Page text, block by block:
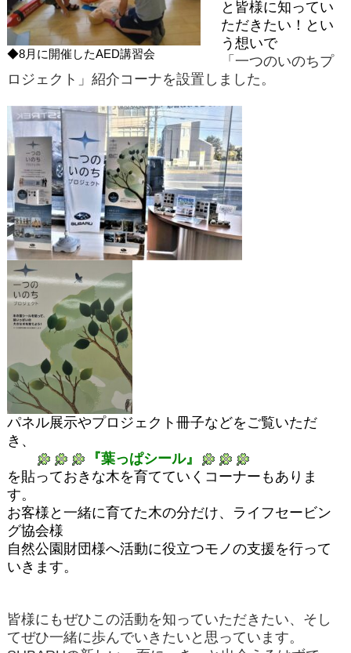
◆8月に開催したAED講習会
と皆様に知ってい
ただきたい！とい
う想いで
「一つのいのちプ
ロジェクト」紹介コーナを設置しました。
パネル展示やプロジェクト冊子などをご覧いただ
き、
『葉っぱシール』
を貼っておきな木を育てていくコーナーもありま
す。
お客様と一緒に育てた木の分だけ、ライフセービン
グ協会様
自然公園財団様へ活動に役立つモノの支援を行って
いきます。
皆様にもぜひこの活動を知っていただきたい、そし
てぜひ一緒に歩んでいきたいと思っています。